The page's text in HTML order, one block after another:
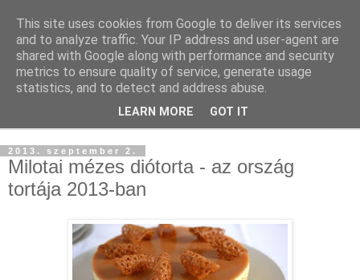
2013. szeptember 2.
Milotai mézes diótorta - az ország
tortája 2013-ban
This site uses cookies from Google to deliver its services
and to analyze traffic. Your IP address and user-agent are
shared with Google along with performance and security
metrics to ensure quality of service, generate usage
statistics, and to detect and address abuse.
LEARN MORE GOT IT